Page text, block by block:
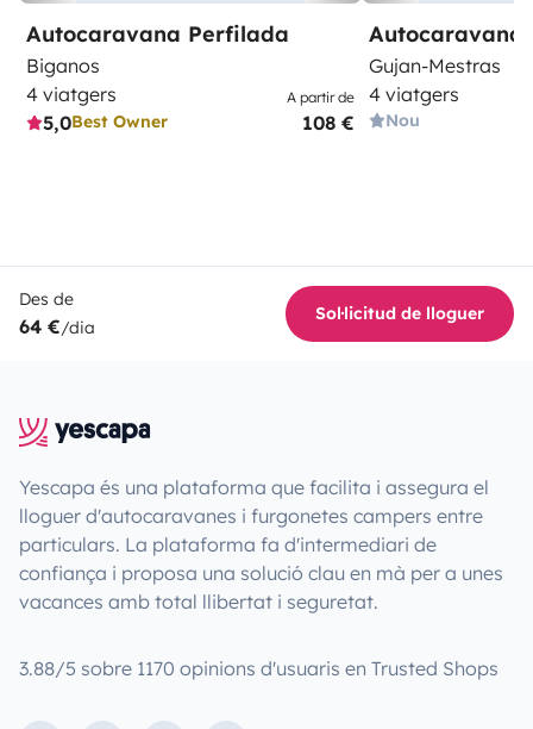
Autocaravana Perfilada
Biganos
4 viatgers
5,0Best Owner
A partir de
108 €
Autocaravana
Gujan-Mestras
4 viatgers
Nou
Des de
64 €/dia
Sol·licitud de lloguer
Yescapa és una plataforma que facilita i assegura el
lloguer d'autocaravanes i furgonetes campers entre
particulars. La plataforma fa d'intermediari de
confiança i proposa una solució clau en mà per a unes
vacances amb total llibertat i seguretat.
3.88/5 sobre 1170 opinions d'usuaris en Trusted Shops